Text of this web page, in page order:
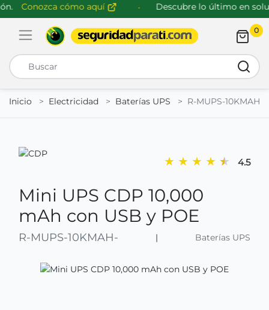
Conozca cómo aquí Descubre lo último en
Abrir menú de navegación
0
Inicio
Electricidad Baterías UPS R-MUPS-10KMAH-
★ ★ ★ ★ ★ 4.5
Mini UPS CDP 10,000
mAh con USB y POE
R-MUPS-10KMAH- | Baterías UPS